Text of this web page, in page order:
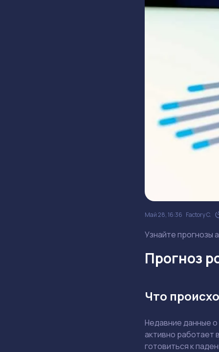
Май 28, 16:36 Factory C.
Узнайте прогнозы
Прогноз
Что
Недавние данные
активно работает
готовиться к